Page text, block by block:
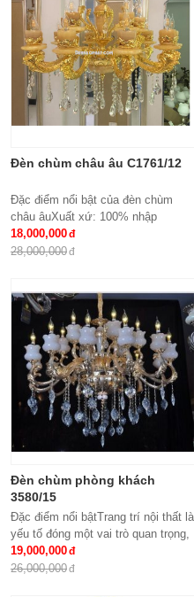
Ứng dụng: Hiệu Quả Cho Phòng
Khách, chung cư, nhà riêng, văn
phòng …
Đèn chùm châu âu C1761/12
Đặc điểm nổi bật của đèn chùm
châu âuXuất xứ: 100% nhập
khẩuKích thước: Phi 950 x
H500Loại bóng sử dụng: Nến E14
18,000,000
28,000,000
Đèn chùm phòng khách
3580/15
Đặc điểm nổi bậtTrang trí nội thất là
yếu tố đóng một vai trò quan trọng,
đem lại những giá trị thực sự cho
cả căn hộ của gia...
19,000,000
26,000,000